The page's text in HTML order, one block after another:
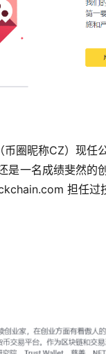
圈昵称CZ）现任
一名成绩斐然的
担任过